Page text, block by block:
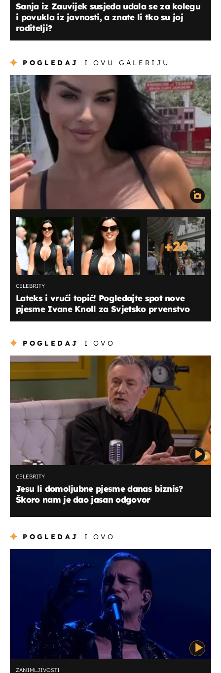
Sanja iz Zauvijek susjeda udala se za kolegu
i povukla iz javnosti, a znate li tko su joj
roditelji?
POGLEDAJ I OVU GALERIJU
+26
CELEBRITY
Lateks i vrući topić! Pogledajte spot nove
pjesme Ivane Knoll za Svjetsko prvenstvo
POGLEDAJ I OVO
CELEBRITY
Jesu li domoljubne pjesme danas biznis?
Škoro nam je dao jasan odgovor
POGLEDAJ I OVO
ZANIMLJIVOSTI